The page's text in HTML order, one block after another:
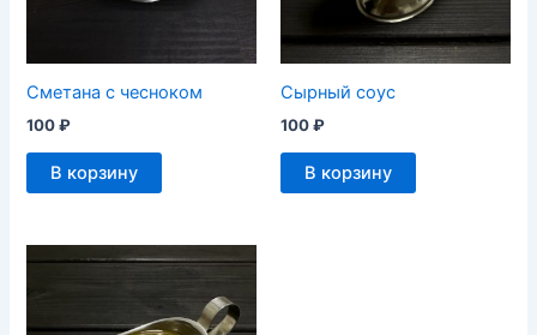
Сметана с чесноком
100₽
В корзину
Сырный соус
100₽
В корзину